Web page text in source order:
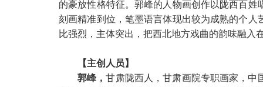
的豪放性格特征。郭峰的人物画创作以陇西百
刻画精准到位，笔墨语言体现出较为成熟的个
比强烈，主体突出，把西北地方戏曲的韵味融入
【主创人员】
郭峰，甘肃陇西人，甘肃画院专职画家，中